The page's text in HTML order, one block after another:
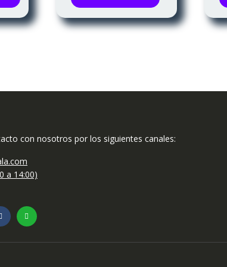
tiene
múltiples
página
producto
con nosotros por los siguientes canales:
a 14:00)